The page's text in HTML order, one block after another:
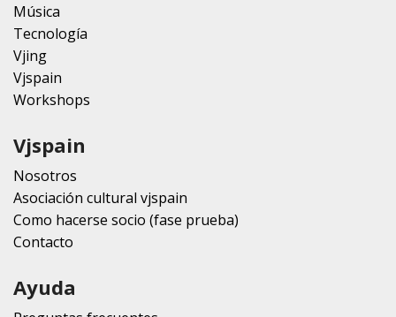
Música
Tecnología
Vjing
Vjspain
Workshops
Vjspain
Nosotros
Asociación cultural vjspain
Como hacerse socio (fase prueba)
Contacto
Ayuda